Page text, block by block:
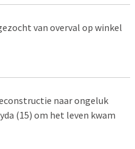
van overval op winkel
naar ongeluk
(15) om het leven kwam